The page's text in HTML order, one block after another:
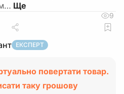
9
ЕКСПЕРТ
повертати товар.
таку грошову